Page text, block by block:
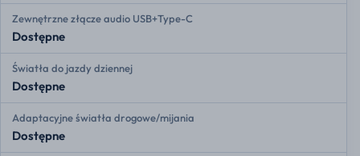
Zewnętrzne złącze audio USB+Type-C
Dostępne
Światła do jazdy dziennej
Dostępne
Adaptacyjne światła drogowe/mijania
Dostępne